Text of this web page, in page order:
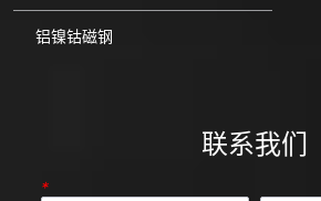
铝镍钴磁钢
联系我们
*